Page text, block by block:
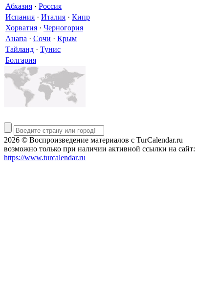
Абхазия · Россия
Испания · Италия · Кипр
Хорватия · Черногория
Анапа · Сочи · Крым
Тайланд · Тунис
Болгария
2026 © Воспроизведение материалов c TurCalendar.ru
возможно только при наличии активной ссылки на сайт:
https://www.turcalendar.ru